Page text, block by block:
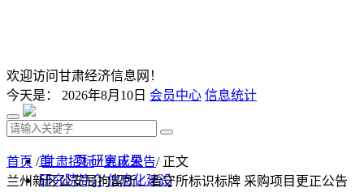
欢迎访问甘肃经济信息网！
今天是： 2026年8月10日 会员中心 信息统计
首 页 研究成果
研究院简介 信息化建设
首页 /甘肃招标/更正公告/ 正文
兰州新区公安局拘留所、看守所标识标牌 采购项目更正公告